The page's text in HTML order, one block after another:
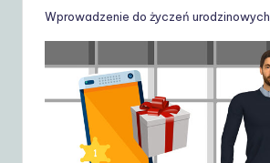
Wprowadzenie do życzeń urodzinowych